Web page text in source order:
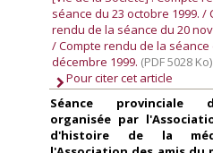
séance du 23 octobre 1999. /
rendu de la séance du 20
/ Compte rendu de la séance
décembre 1999. (PDF 5028 Ko)
Pour citer cet article
Séance provinciale
organisée par
d'histoire de la